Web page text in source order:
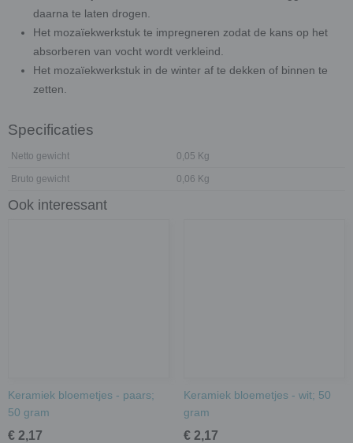
daarna te laten drogen.
Het mozaïekwerkstuk te impregneren zodat de kans op het
absorberen van vocht wordt verkleind.
Het mozaïekwerkstuk in de winter af te dekken of binnen te
zetten.
Specificaties
Netto gewicht 0,05 Kg
Bruto gewicht 0,06 Kg
Ook interessant
Keramiek bloemetjes - paars;
50 gram
€ 2,17
Keramiek bloemetjes - wit; 50
gram
€ 2,17